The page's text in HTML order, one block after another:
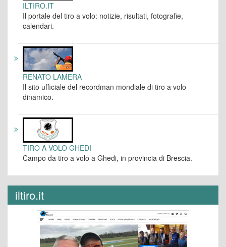
ILTIRO.IT
Il portale del tiro a volo: notizie, risultati, fotografie,
calendari.
RENATO LAMERA
Il sito ufficiale del recordman mondiale di tiro a volo
dinamico.
TIRO A VOLO GHEDI
Campo da tiro a volo a Ghedi, in provincia di Brescia.
iltiro.it